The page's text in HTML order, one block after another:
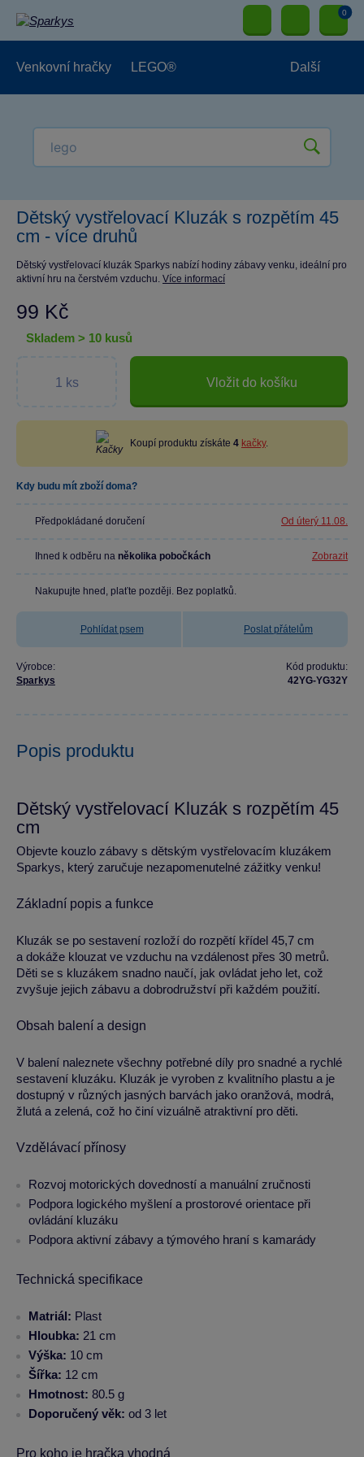
0
Venkovní hračky LEGO® Další
Dětský vystřelovací Kluzák s rozpětím 45
cm - více druhů
Dětský vystřelovací kluzák Sparkys nabízí hodiny zábavy venku, ideální pro
aktivní hru na čerstvém vzduchu. Více informací
99 Kč
skladem > 10 kusů
Vložit do košíku
Koupí produktu získáte 4 kačky.
Kdy budu mít zboží doma?
Předpokládané doručení Od úterý 11.08.
Ihned k odběru na několika pobočkách Zobrazit
Nakupujte hned, plaťte později. Bez poplatků.
Pohlídat psem Poslat přátelům
Výrobce:
Sparkys
Kód produktu:
42YG-YG32Y
Popis produktu
Dětský vystřelovací Kluzák s rozpětím 45
cm
Objevte kouzlo zábavy s dětským vystřelovacím kluzákem
Sparkys, který zaručuje nezapomenutelné zážitky venku!
Základní popis a funkce
Kluzák se po sestavení rozloží do rozpětí křídel 45,7 cm
a dokáže klouzat ve vzduchu na vzdálenost přes 30 metrů.
Děti se s kluzákem snadno naučí, jak ovládat jeho let, což
zvyšuje jejich zábavu a dobrodružství při každém použití.
Obsah balení a design
V balení naleznete všechny potřebné díly pro snadné a rychlé
sestavení kluzáku. Kluzák je vyroben z kvalitního plastu a je
dostupný v různých jasných barvách jako oranžová, modrá,
žlutá a zelená, což ho činí vizuálně atraktivní pro děti.
Vzdělávací přínosy
Rozvoj motorických dovedností a manuální zručnosti
Podpora logického myšlení a prostorové orientace při
ovládání kluzáku
Podpora aktivní zábavy a týmového hraní s kamarády
Technická specifikace
Matriál: Plast
Hloubka: 21 cm
Výška: 10 cm
Šířka: 12 cm
Hmotnost: 80.5 g
Doporučený věk: od 3 let
Pro koho je hračka vhodná